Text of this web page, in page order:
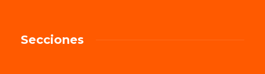
Secciones